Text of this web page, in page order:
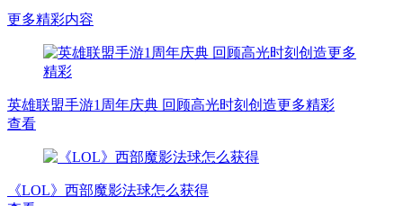
更多精彩内容
英雄联盟手游1周年庆典 回顾高光时刻创造更多精彩
查看
《LOL》西部魔影法球怎么获得